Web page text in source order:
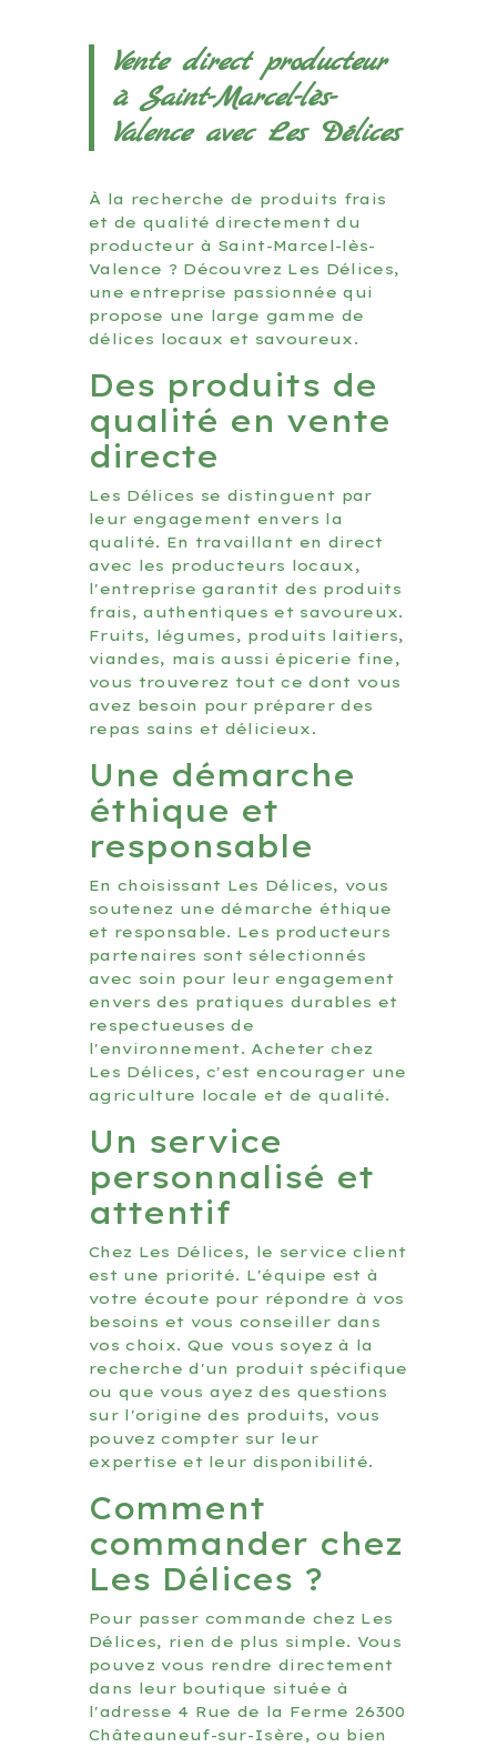
Vente direct producteur
à Saint-Marcel-lès-
Valence avec Les Délices
À la recherche de produits frais
et de qualité directement du
producteur à Saint-Marcel-lès-
Valence ? Découvrez Les Délices,
une entreprise passionnée qui
propose une large gamme de
délices locaux et savoureux.
Des produits de
qualité en vente
directe
Les Délices se distinguent par
leur engagement envers la
qualité. En travaillant en direct
avec les producteurs locaux,
l'entreprise garantit des produits
frais, authentiques et savoureux.
Fruits, légumes, produits laitiers,
viandes, mais aussi épicerie fine,
vous trouverez tout ce dont vous
avez besoin pour préparer des
repas sains et délicieux.
Une démarche
éthique et
responsable
En choisissant Les Délices, vous
soutenez une démarche éthique
et responsable. Les producteurs
partenaires sont sélectionnés
avec soin pour leur engagement
envers des pratiques durables et
respectueuses de
l'environnement. Acheter chez
Les Délices, c'est encourager une
agriculture locale et de qualité.
Un service
personnalisé et
attentif
Chez Les Délices, le service client
est une priorité. L'équipe est à
votre écoute pour répondre à vos
besoins et vous conseiller dans
vos choix. Que vous soyez à la
recherche d'un produit spécifique
ou que vous ayez des questions
sur l'origine des produits, vous
pouvez compter sur leur
expertise et leur disponibilité.
Comment
commander chez
Les Délices ?
Pour passer commande chez Les
Délices, rien de plus simple. Vous
pouvez vous rendre directement
dans leur boutique située à
l'adresse 4 Rue de la Ferme 26300
Châteauneuf-sur-Isère, ou bien